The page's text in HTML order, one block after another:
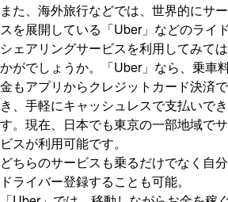
また、海外旅行などでは、世界的にサ
スを展開している「Uber」などのライド
シェアリングサービスを利用してみて
かがでしょうか。「Uber」なら、乗車
金もアプリからクレジットカード決済で
き、手軽にキャッシュレスで支払いで
す。現在、日本でも東京の一部地域で
ビスが利用可能です。
どちらのサービスも乗るだけでなく自
ドライバー登録することも可能。